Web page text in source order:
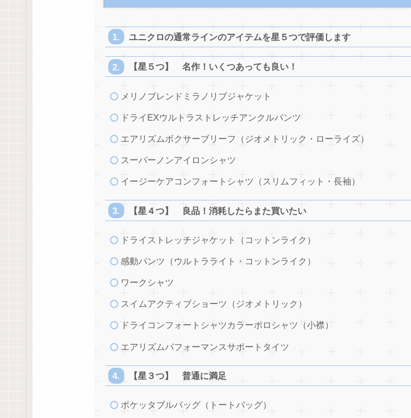
ユニクロの通常ラインのアイテムを星５つで評価します
【星５つ】 名作！いくつあっても良い！
メリノブレンドミラノリブジャケット
ドライEXウルトラストレッチアンクルパンツ
エアリズムボクサーブリーフ（ジオメトリック・ローライズ）
スーパーノンアイロンシャツ
イージーケアコンフォートシャツ（スリムフィット・長袖）
【星４つ】 良品！消耗したらまた買いたい
ドライストレッチジャケット（コットンライク）
感動パンツ（ウルトラライト・コットンライク）
ワークシャツ
スイムアクティブショーツ（ジオメトリック）
ドライコンフォートシャツカラーポロシャツ（小襟）
エアリズムパフォーマンスサポートタイツ
【星３つ】 普通に満足
ポケッタブルバッグ（トートバッグ）